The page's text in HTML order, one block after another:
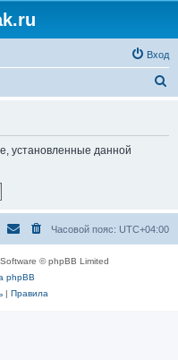
Вход
установленные данной
Часовой пояс: UTC+04:00
© phpBB Limited
phpBB
| Правила